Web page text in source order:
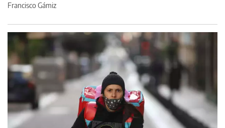
Francisco Gámiz